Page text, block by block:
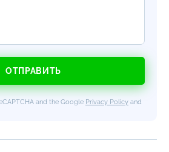
and the Google Privacy Policy and
ОТПРАВИТЬ